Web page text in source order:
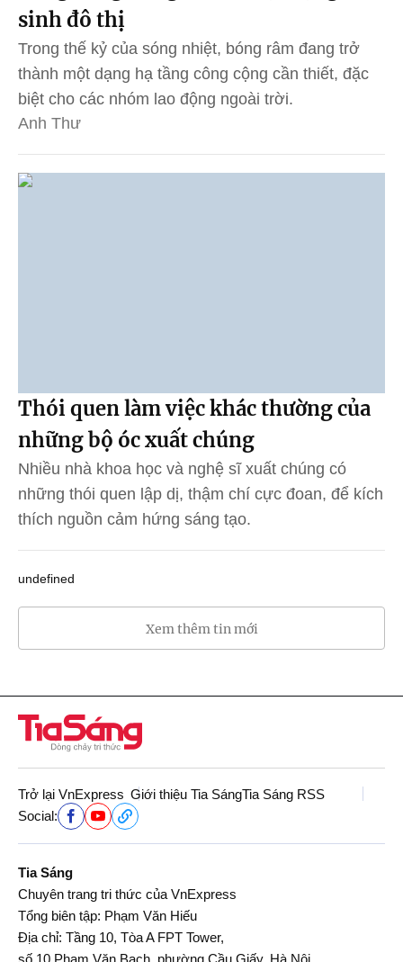
sinh đô thị
Trong thế kỷ của sóng nhiệt, bóng râm đang trở
thành một dạng hạ tầng công cộng cần thiết, đặc
biệt cho các nhóm lao động ngoài trời.
Anh Thư
Thói quen làm việc khác thường của
những bộ óc xuất chúng
Nhiều nhà khoa học và nghệ sĩ xuất chúng có
những thói quen lập dị, thậm chí cực đoan, để kích
thích nguồn cảm hứng sáng tạo.
undefined
Xem thêm tin mới
Trở lại VnExpress Giới thiệu Tia SángTia Sáng RSS
Social:
Tia Sáng
Chuyên trang tri thức của VnExpress
Tổng biên tập: Phạm Văn Hiếu
Địa chỉ: Tầng 10, Tòa A FPT Tower,
số 10 Phạm Văn Bạch, phường Cầu Giấy, Hà Nội